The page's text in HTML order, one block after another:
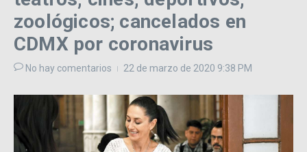
zoológicos; cancelados en
CDMX por coronavirus
No hay comentarios 22 de marzo de 2020 9:38 PM